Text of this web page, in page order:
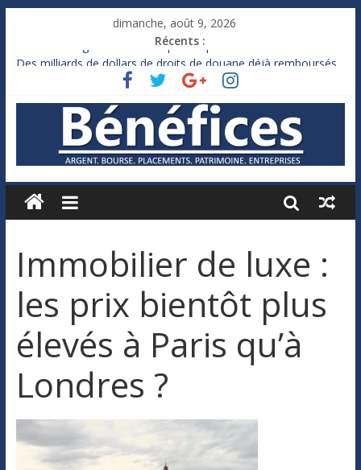
dimanche, août 9, 2026
Récents :
France : le logement mis à l’épreuve par la chaleur
Des milliards de dollars de droits de douane déjà remboursés
Royaume-Uni : Andy Burnham recule sur l’impôt
Xavier Niel, le milliardaire qui ne touche presque rien
Ruée des fortunes russes vers l’étranger
Immobilier de luxe :
les prix bientôt plus
élevés à Paris qu’à
Londres ?